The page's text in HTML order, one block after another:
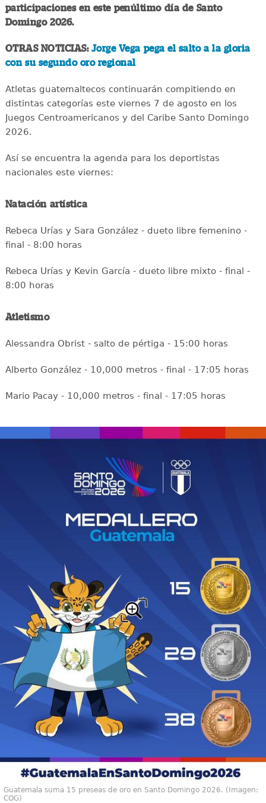
participaciones en este penúltimo día de Santo
Domingo 2026.
OTRAS NOTICIAS: Jorge Vega pega el salto a la gloria
con su segundo oro regional
Atletas guatemaltecos continuarán compitiendo en
distintas categorías este viernes 7 de agosto en los
Juegos Centroamericanos y del Caribe Santo Domingo
2026.
Así se encuentra la agenda para los deportistas
nacionales este viernes:
Natación artística
Rebeca Urías y Sara González - dueto libre femenino -
final - 8:00 horas
Rebeca Urías y Kevin García - dueto libre mixto - final -
8:00 horas
Atletismo
Alessandra Obrist - salto de pértiga - 15:00 horas
Alberto González - 10,000 metros - final - 17:05 horas
Mario Pacay - 10,000 metros - final - 17:05 horas
Guatemala suma 15 preseas de oro en Santo Domingo 2026. (Imagen:
COG)